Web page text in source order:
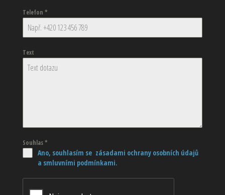
Telefon *
Text
Souhlas*
Ano, souhlasím se zásadami ochrany osobních údajů
a smluvními podmínkami.